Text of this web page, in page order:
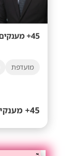
45+ מענקים! קב"טים לישרוטל באילת!
מועדפת
45+ מענקים!